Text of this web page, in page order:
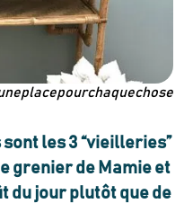
pour mieux
promo
livret de
tutos
par Le Kaba !
les 3 “vieilleries”
grenier de Mamie et
du jour plutôt que de